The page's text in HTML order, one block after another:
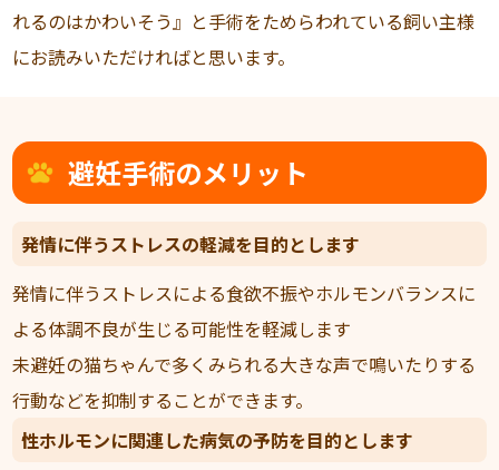
れるのはかわいそう』と手術をためらわれている飼い主様
にお読みいただければと思います。
避妊手術のメリット
発情に伴うストレスの軽減を目的とします
発情に伴うストレスによる食欲不振やホルモンバランスに
よる体調不良が生じる可能性を軽減します
未避妊の猫ちゃんで多くみられる大きな声で鳴いたりする
行動などを抑制することができます。
性ホルモンに関連した病気の予防を目的とします